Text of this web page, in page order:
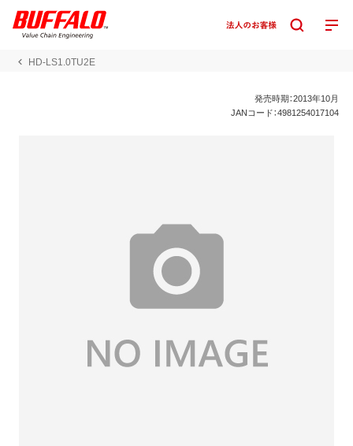
HD-LS1.0TU2E
発売時期：2013年10月
JANコード：4981254017104